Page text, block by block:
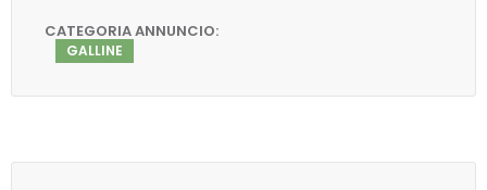
CATEGORIA ANNUNCIO:
GALLINE